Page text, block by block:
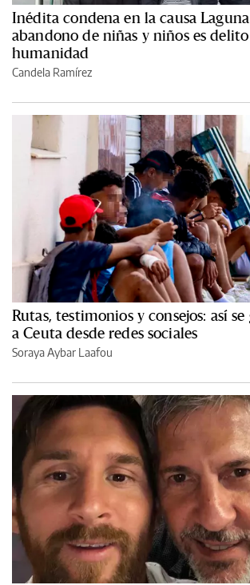
Inédita condena en la causa
abandono de niñas y niños es
humanidad
Candela Ramírez
Rutas, testimonios y consejos: así
a Ceuta desde redes sociales
Soraya Aybar Laafou